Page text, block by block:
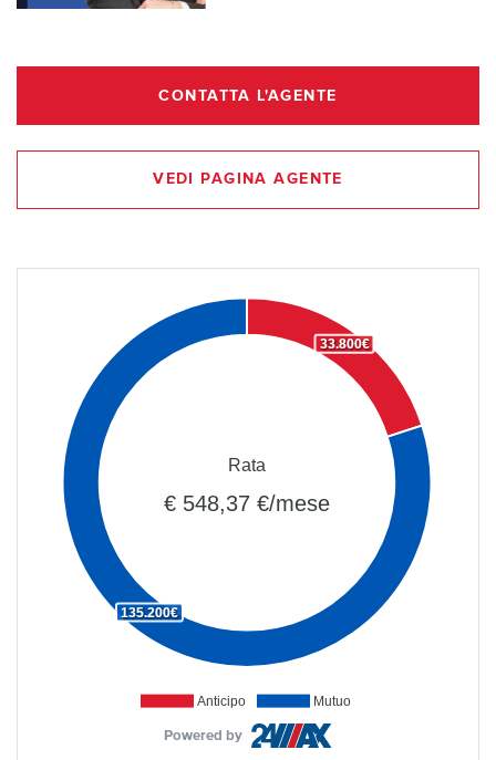
CONTATTA L'AGENTE
VEDI PAGINA AGENTE
Anticipo Mutuo
33.800€
135.200€
Rata
€ 548,37 €/mese
Powered by